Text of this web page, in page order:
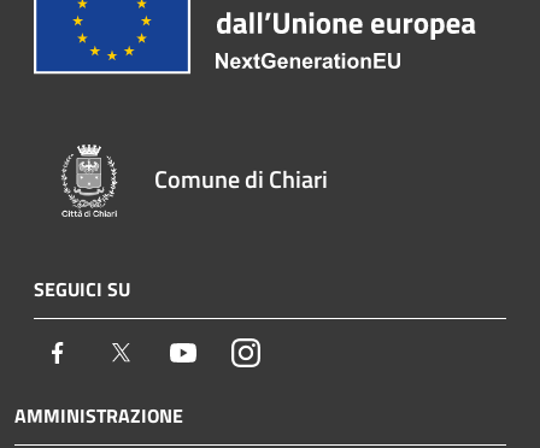
Comune di Chiari
SEGUICI SU
Facebook Twitter YoutubeInstagram
AMMINISTRAZIONE